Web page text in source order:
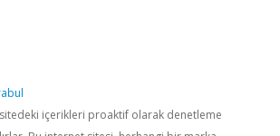
sitedeki içerikleri proaktif olarak denetleme